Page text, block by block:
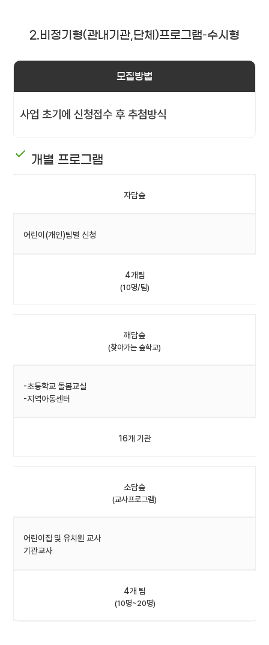
2.비정기형(관내기관,단체)프로그램–수시형
모집방법
사업 초기에 신청접수 후 추첨방식
개별 프로그램
자담숲
어린이(개인)팀별 신청
4개팀
(10명/팀)
깨담숲
(찾아가는 숲학교)
-초등학교 돌봄교실
-지역아동센터
16개 기관
소담숲
(교사프로그램)
어린이집 및 유치원 교사
기관교사
4개 팀
(10명~20명)